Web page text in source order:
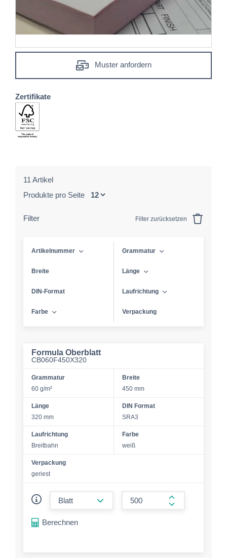
Muster anfordern
Zertifikate
11 Artikel
Produkte pro Seite
Filter Filter zurücksetzen
Artikelnummer Grammatur
Breite Länge
DIN-Format Laufrichtung
Farbe Verpackung
Formula Oberblatt
CB060F450X320
Grammatur
60 g/m²
Breite
450 mm
Länge
320 mm
DIN Format
SRA3
Laufrichtung
Breitbahn
Farbe
weiß
Verpackung
geriest
form.increase-
Berechnen